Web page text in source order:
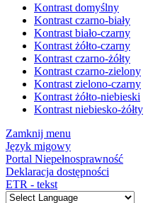
Kontrast domyślny
Kontrast czarno-biały
Kontrast biało-czarny
Kontrast żółto-czarny
Kontrast czarno-żółty
Kontrast czarno-zielony
Kontrast zielono-czarny
Kontrast żółto-niebieski
Kontrast niebiesko-żółty
Zamknij menu
Język migowy
Portal Niepełnosprawność
Deklaracja dostępności
ETR - tekst